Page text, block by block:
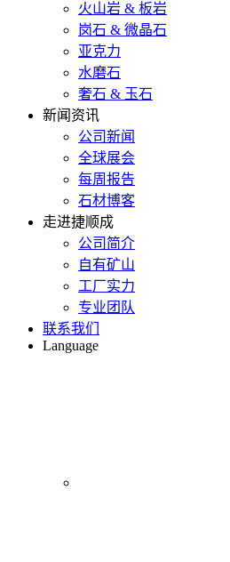
火山岩 & 板岩
岗石 & 微晶石
亚克力
水磨石
奢石 & 玉石
新闻资讯
公司新闻
全球展会
每周报告
石材博客
走进捷顺成
公司简介
自有矿山
工厂实力
专业团队
联系我们
Language